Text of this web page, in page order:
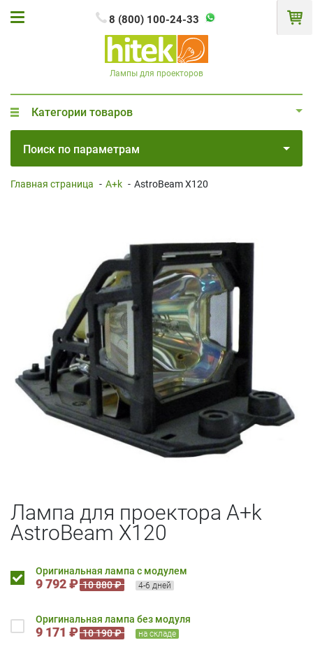
8 (800) 100-24-33
Лампы для проекторов
Категории товаров
Поиск по параметрам
Главная страница - A+k - AstroBeam X120
Лампа для проектора A+k
AstroBeam X120
Оригинальная лампа с модулем
9 792 ₽ 10 880 ₽ 4-6 дней
Оригинальная лампа без модуля
9 171 ₽ 10 190 ₽ на складе